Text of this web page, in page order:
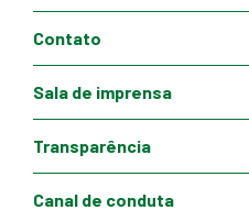
Contato
Sala de imprensa
Transparência
Canal de conduta